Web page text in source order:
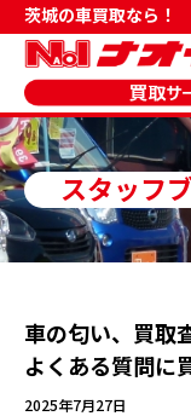
茨城の車買取なら！
スタッフ
車の匂い、買取
よくある質問に
2025年7月27日